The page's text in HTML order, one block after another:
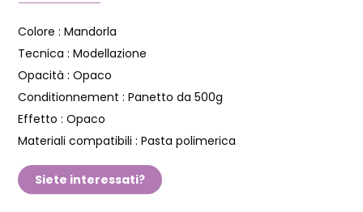
Colore : Mandorla
Tecnica : Modellazione
Opacità : Opaco
Conditionnement : Panetto da 500g
Effetto : Opaco
Materiali compatibili : Pasta polimerica
Siete interessati?